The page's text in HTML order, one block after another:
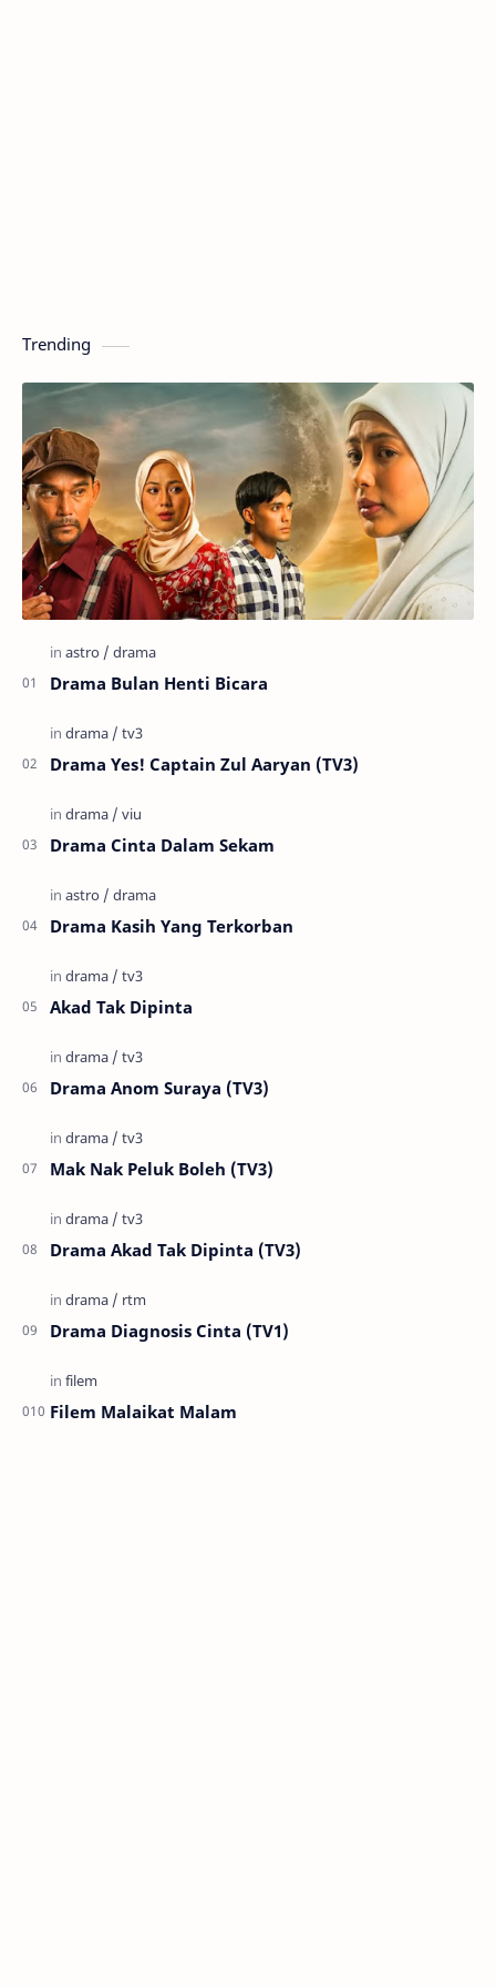
Trending
Drama Bulan Henti Bicara
Drama Yes! Captain Zul Aaryan (TV3)
Drama Cinta Dalam Sekam
Drama Kasih Yang Terkorban
Akad Tak Dipinta
Drama Anom Suraya (TV3)
Mak Nak Peluk Boleh (TV3)
Drama Akad Tak Dipinta (TV3)
Drama Diagnosis Cinta (TV1)
Filem Malaikat Malam